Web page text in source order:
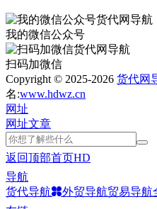
我的微信公众号
扫码加微信
Copyright © 2025-2026 货代网
名:www.hdwz.cn
网址
网址文章
返回顶部首页HD
导航
货代导航
外贸导航贸易导航